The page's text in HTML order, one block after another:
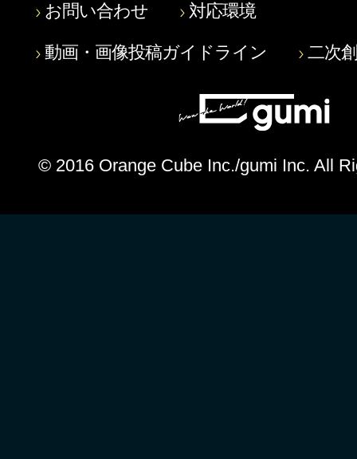
お問い合わせ 対応環境
動画・画像投稿ガイドライン 二次
© 2016 Orange Cube Inc./gumi Inc. All